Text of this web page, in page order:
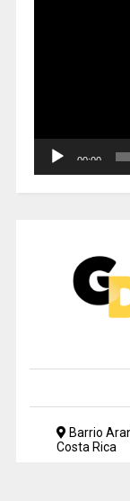
00:00
Barrio
Costa Rica